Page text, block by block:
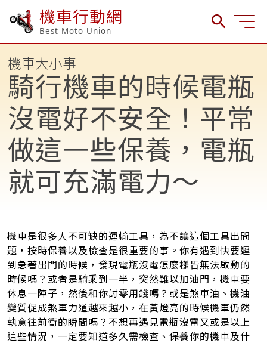
機車行動網
Best Moto Union
機車大小事
騎行機車的時候電瓶
沒電好不安全！平常
做這一些保養，電瓶
就可充滿電力～
機車是很多人不可缺的運輸工具，為不讓這個工具出問
題，按時保養以及檢查是很重要的事。你有遇到快要遲
到急著出門的時候，發現電瓶沒電怎麼樣皆無法啟動的
時候嗎？或者是騎乘到一半，突然難以加油門，機車要
休息一陣子，然後和你討零用錢嗎？或是煞車油、機油
變質促成煞車力道越來越小，在黃燈亮的時候機車仍然
執意往前衝的瞬間嗎？不想再遇見電瓶沒電又或是以上
這些情況，一定要知道多久需檢查、保養你的機車及什